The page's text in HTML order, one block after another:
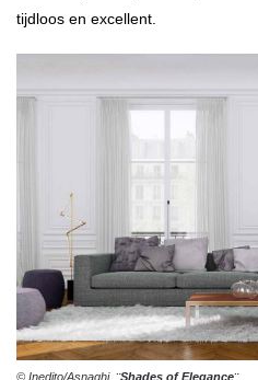
tijdloos en excellent.
© Inedito/Asnaghi, ¨Shades of Elegance¨